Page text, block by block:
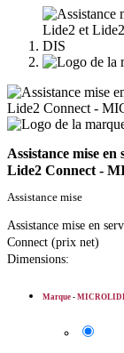
Assistance mise
Lide2 Connect -
Assistance mise
Assistance mise en
Connect (prix net)
Dimensions:
Marque -